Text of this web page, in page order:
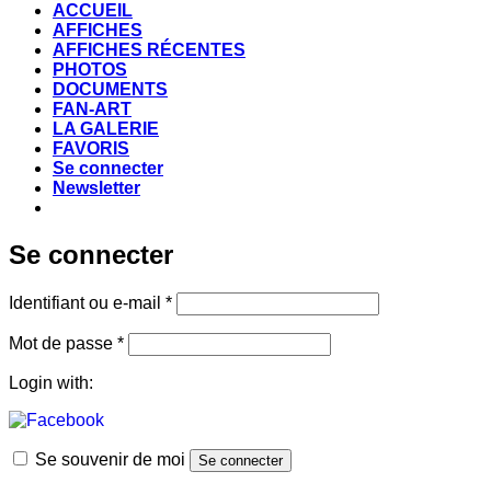
ACCUEIL
AFFICHES
AFFICHES RÉCENTES
PHOTOS
DOCUMENTS
FAN-ART
LA GALERIE
FAVORIS
Se connecter
Newsletter
Se connecter
Identifiant ou e-mail *Obligatoire
Mot de passe *Obligatoire
Login with:
Se souvenir de moi Se connecter